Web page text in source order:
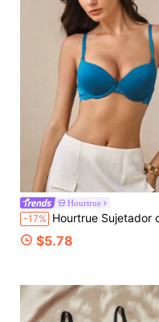
Hourtrue
-17% Hourtrue Sujetador con relleno y push-up de
$5.78